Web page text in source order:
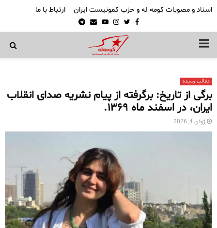
اسناد و مصوبات کومه له و حزب کمونیست ایران ارتباط با ما
Facebook
Twitter
Instagram
Youtube
Email
Telegram
PRIMARY
مطالب رسیده
برگی از تاریخ: برگرفته از پیام نشریه صدای انقلاب
ایران، در اسفند ماه ۱۳۶۹.
ژوئن 4, 2026